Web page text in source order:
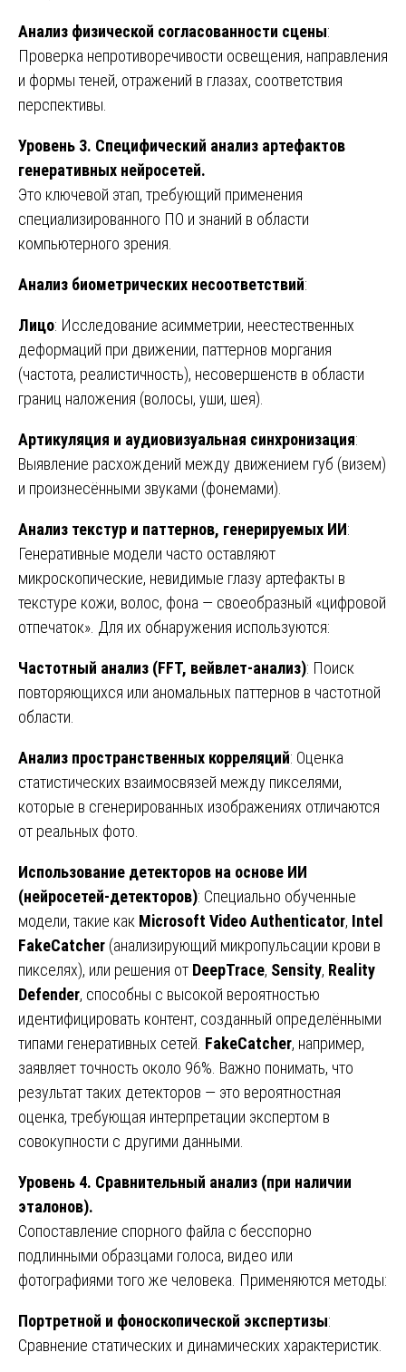
Анализ физической согласованности сцены:
Проверка непротиворечивости освещения, направления
и формы теней, отражений в глазах, соответствия
перспективы.
Уровень 3. Специфический анализ артефактов
генеративных нейросетей.
Это ключевой этап, требующий применения
специализированного ПО и знаний в области
компьютерного зрения.
Анализ биометрических несоответствий:
Лицо: Исследование асимметрии, неестественных
деформаций при движении, паттернов моргания
(частота, реалистичность), несовершенств в области
границ наложения (волосы, уши, шея).
Артикуляция и аудиовизуальная синхронизация:
Выявление расхождений между движением губ (визем)
и произнесёнными звуками (фонемами).
Анализ текстур и паттернов, генерируемых ИИ:
Генеративные модели часто оставляют
микроскопические, невидимые глазу артефакты в
текстуре кожи, волос, фона — своеобразный «цифровой
отпечаток». Для их обнаружения используются:
Частотный анализ (FFT, вейвлет-анализ): Поиск
повторяющихся или аномальных паттернов в частотной
области.
Анализ пространственных корреляций: Оценка
статистических взаимосвязей между пикселями,
которые в сгенерированных изображениях отличаются
от реальных фото.
Использование детекторов на основе ИИ
(нейросетей-детекторов): Специально обученные
модели, такие как Microsoft Video Authenticator, Intel
FakeCatcher (анализирующий микропульсации крови в
пикселях), или решения от DeepTrace, Sensity, Reality
Defender, способны с высокой вероятностью
идентифицировать контент, созданный определёнными
типами генеративных сетей. FakeCatcher, например,
заявляет точность около 96%. Важно понимать, что
результат таких детекторов — это вероятностная
оценка, требующая интерпретации экспертом в
совокупности с другими данными.
Уровень 4. Сравнительный анализ (при наличии
эталонов).
Сопоставление спорного файла с бесспорно
подлинными образцами голоса, видео или
фотографиями того же человека. Применяются методы:
Портретной и фоноскопической экспертизы:
Сравнение статических и динамических характеристик.